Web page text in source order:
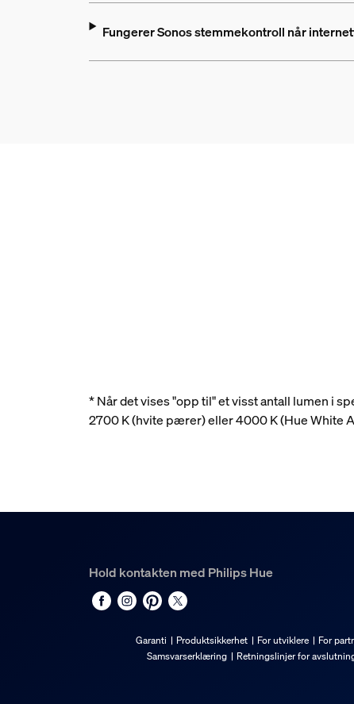
Fungerer Sonos stemmekontroll når
* Når det vises "opp til" et visst antall lumen i
2700 K (hvite pærer) eller 4000 K (Hue White
Hold kontakten med Philips Hue
Garanti Produktsikkerhet For utviklere For
Samsvarserklæring
Retningslinjer for